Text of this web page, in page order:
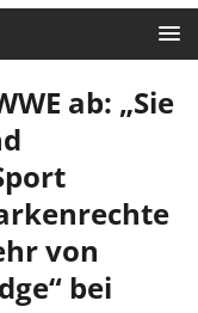
ab: „Sie
von
bei